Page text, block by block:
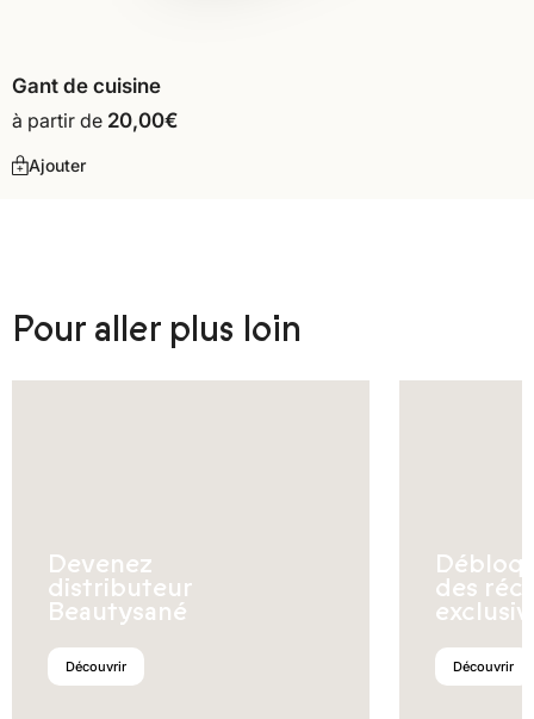
Gant de cuisine
à partir de 20,00€
Ajouter
Pour aller plus loin
Devenez
distributeur
Beautysané
Découvrir
des
Découvrir